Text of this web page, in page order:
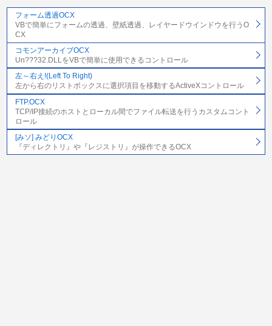
フォーム透過OCX
VBで簡単にフォームの透過、壁紙透過、レイヤードウインドウを行うO
CX
コモンアーカイブOCX
Un???32.DLLをVBで簡単に使用できるコントロール
左～右え!(Left To Right)
左から右のリストボックスに選択項目を移動するActiveXコントロール
FTP.OCX
TCP/IP接続のホストとローカル間でファイル転送を行うカスタムコント
ロール
[みソ] みどりOCX
『ディレクトリ』や『レジストリ』が操作できるOCX